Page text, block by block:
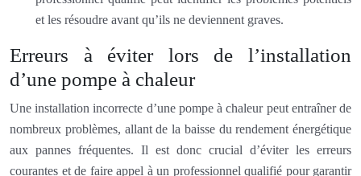
et les résoudre avant qu’ils ne deviennent graves.
Erreurs à éviter lors de l’installation
d’une pompe à chaleur
Une installation incorrecte d’une pompe à chaleur peut entraîner de
nombreux problèmes, allant de la baisse du rendement énergétique
aux pannes fréquentes. Il est donc crucial d’éviter les erreurs
courantes et de faire appel à un professionnel qualifié pour garantir